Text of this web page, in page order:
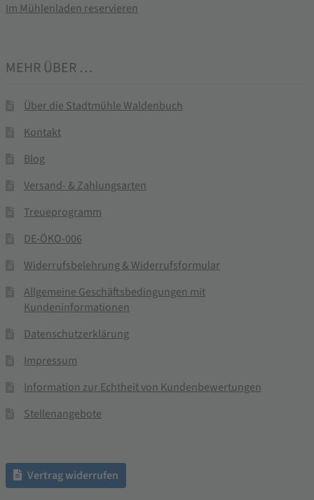
Im Mühlenladen reservieren
MEHR ÜBER …
Über die Stadtmühle Waldenbuch
Kontakt
Blog
Versand- & Zahlungsarten
Treueprogramm
DE-ÖKO-006
Widerrufsbelehrung & Widerrufsformular
Allgemeine Geschäftsbedingungen mit
Kundeninformationen
Datenschutzerklärung
Impressum
Information zur Echtheit von Kundenbewertungen
Stellenangebote
Vertrag widerrufen